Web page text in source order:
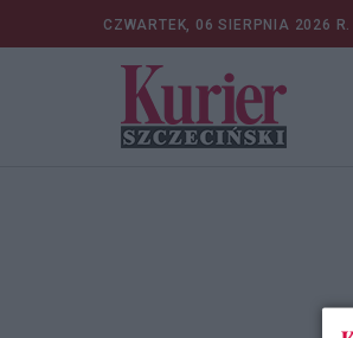
CZWARTEK, 06 SIERPNIA 2026 R.